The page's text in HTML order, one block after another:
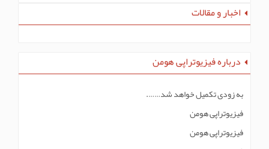
و مقالات
فیزیوتراپی هومن
تکمیل خواهد شد…….
هومن
هومن